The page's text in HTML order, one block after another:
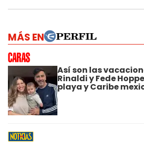
MÁS EN
Así son las
Rinaldi y Fede
playa y Caribe